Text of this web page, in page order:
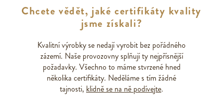
Chcete vědět, jaké certifikáty kvality
jsme získali?
Kvalitní výrobky se nedají vyrobit bez pořádného
zázemí. Naše provozovny splňují ty nejpřísnější
požadavky. Všechno to máme stvrzené hned
několika certifikáty. Neděláme s tím žádné
tajnosti, klidně se na ně podívejte.